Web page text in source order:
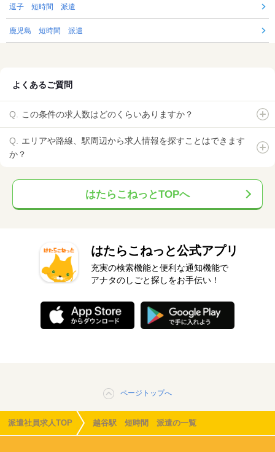
逗子 短時間 派遣
鹿児島 短時間 派遣
よくあるご質問
この条件の求人数はどのくらいありますか？
エリアや路線、駅周辺から求人情報を探すことはできます
か？
はたらこねっとTOPへ
はたらこねっと公式アプリ
充実の検索機能と便利な通知機能で
アナタのしごと探しをお手伝い！
ページトップへ
派遣社員求人TOP 越谷駅 短時間 派遣の一覧